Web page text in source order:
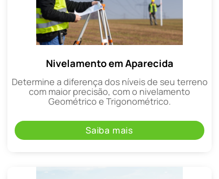
Nivelamento em Aparecida
Determine a diferença dos níveis de seu terreno
com maior precisão, com o nivelamento
Geométrico e Trigonométrico.
Saiba mais